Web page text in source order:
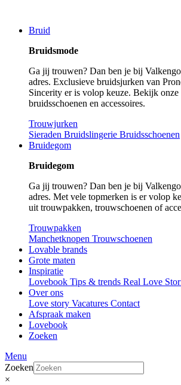
Bruid
Bruidsmode
Ga jij trouwen? Dan ben je bij
adres. Exclusieve bruidsjurken van
Sincerity er is volop keuze. Bekijk
bruidsschoenen en accessoires.
Trouwjurken
Sieraden Bruidslingerie Bruidsschoenen
Bruidegom
Bruidegom
Ga jij trouwen? Dan ben je bij
adres. Met vele topmerken is er volop
uit trouwpakken, trouwschoenen of
Trouwpakken
Manchetknopen Trouwschoenen
Lovable brands
Grote maten
Inspiratie
Lovebook Tips & trends Real Love
Over ons
Love story Vacatures Contact
Afspraak maken
Lovebook
Zoeken
Menu
Zoeken
×